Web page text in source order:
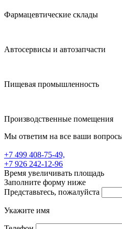
Фармацевтические склады
Автосервисы и автозапчасти
Пищевая промышленность
Производственные помещения
Мы ответим на все ваши
+7 499 408-75-49,
+7 926 242-12-96
Время увеличивать площадь
Заполните форму ниже
Представьтесь, пожалуйста
Укажите имя